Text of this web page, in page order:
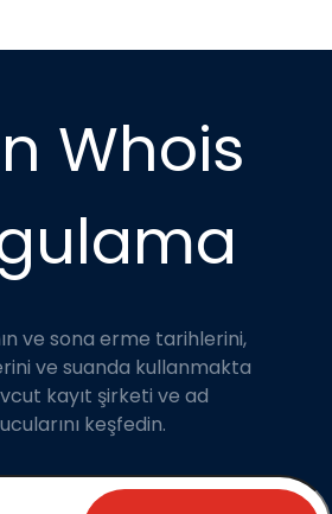
Whois
ve sona erme tarihlerini,
ve suanda kullanmakta
kayıt şirketi ve ad
keşfedin.